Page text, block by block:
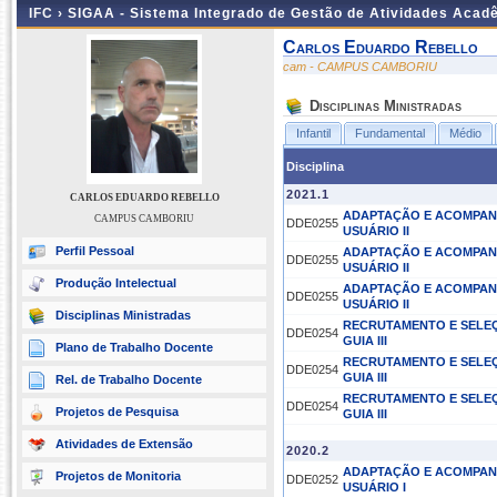
IFC › SIGAA - Sistema Integrado de Gestão de Atividades
CARLOS EDUARDO REBELLO
CAMPUS CAMBORIU
Perfil Pessoal
Produção Intelectual
Disciplinas Ministradas
Plano de Trabalho Docente
Rel. de Trabalho Docente
Projetos de Pesquisa
Atividades de Extensão
Projetos de Monitoria
Carlos Eduardo Rebello
cam - CAMPUS CAMBORIU
Disciplinas Ministradas
Infantil Fundamental Médio
Disciplina
2021.1
DDE0255
ADAPTAÇÃO E
USUÁRIO II
DDE0255
ADAPTAÇÃO E
USUÁRIO II
DDE0255
ADAPTAÇÃO E
USUÁRIO II
DDE0254
RECRUTAMENTO E
GUIA III
DDE0254
RECRUTAMENTO E
GUIA III
DDE0254
RECRUTAMENTO E
GUIA III
2020.2
DDE0252
ADAPTAÇÃO E
USUÁRIO I